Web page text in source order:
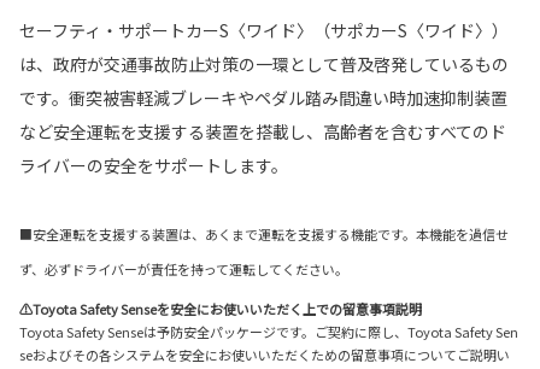
セーフティ・サポートカーS〈ワイド〉（サポカーS〈ワイド〉）
は、政府が交通事故防止対策の一環として普及啓発しているもの
です。衝突被害軽減ブレーキやペダル踏み間違い時加速抑制装置
など安全運転を支援する装置を搭載し、高齢者を含むすべてのド
ライバーの安全をサポートします。
■安全運転を支援する装置は、あくまで運転を支援する機能です。本機能を過信せ
ず、必ずドライバーが責任を持って運転してください。
⚠Toyota Safety Senseを安全にお使いいただく上での留意事項説明
Toyota Safety Senseは予防安全パッケージです。ご契約に際し、Toyota Safety Sen
seおよびその各システムを安全にお使いいただくための留意事項についてご説明い